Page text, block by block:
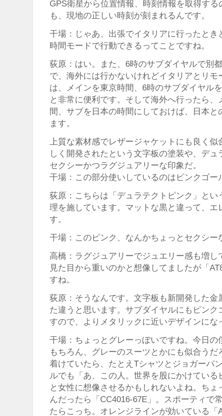
GPS衛星から位置情報、時刻情報を取得す
も、現地の正しい時刻が刻まれるんです。
干場：じゃあ、出張でイタリアに行ったと
時間モードで行動できるってことですね。
荻原：はい。また、6時のサブダイヤルで別
で、海外には行かないけれどイタリアとリ
は、メインを東京時間、6時のサブダイヤル
と非常に便利です。そして海外へ行ったら
間、サブを日本の時間にしておけば、日本
ます。
上質な素材感でレザージャケットにも良く似
しく開発されたという文字板の塗装や、デ
セクシーかつラグジュアリーな印象だ。
干場：この部分使いしているのはピンクゴー
荻原：こちらは「デュラテクトピンク」と
理を施しています。マットな黒と違って、
す。
干場：このピンク、なんかちょっとセクシー
高橋：ラグジュアリーでジュエリー感も増
見た目から重いのかと想像してましたが「
すね。
荻原：そうなんです。文字板も新開発した
た違うと思います。サブダイヤルにもピン
すので、よりメタリックに近いデザインにな
干場：ちょっとグレーっぽいですね。今日
もちろん、グレーのスーツとかにも似合う
着けていたら、たとえTシャツとジョガーパ
ルでも「あ、この人。世界を股にかけてい
と女性に想像させるかもしれないよね。ち
んだったら「CC4016-67E」。スポーティで
たらこっち。オレンジラインが効いている「